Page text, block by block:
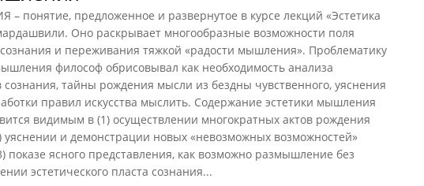
понятие, предложенное и развернутое в курсе лекций «Эстетика
Оно раскрывает многообразные возможности поля
и переживания тяжкой «радости мышления». Проблематику
философ обрисовывал как необходимость анализа
сознания, тайны рождения мысли из бездны чувственного, уяснения
правил искусства мыслить. Содержание эстетики мышления
видимым в (1) осуществлении многократных актов рождения
уяснении и демонстрации новых «невозможных возможностей»
показе ясного представления, как возможно размышление без
эстетического пласта сознания...